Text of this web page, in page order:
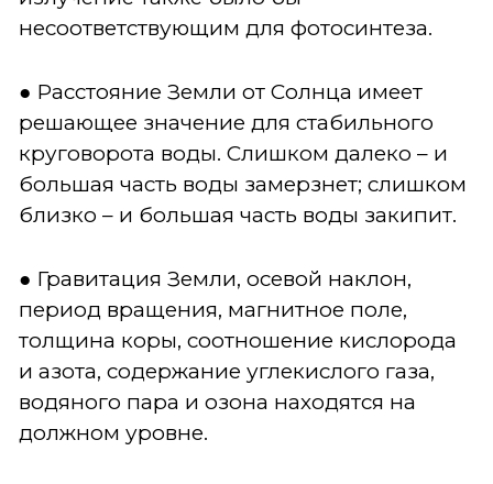
несоответствующим для фотосинтеза.
● Расстояние Земли от Солнца имеет
решающее значение для стабильного
круговорота воды. Слишком далеко – и
большая часть воды замерзнет; слишком
близко – и большая часть воды закипит.
● Гравитация Земли, осевой наклон,
период вращения, магнитное поле,
толщина коры, соотношение кислорода
и азота, содержание углекислого газа,
водяного пара и озона находятся на
должном уровне.